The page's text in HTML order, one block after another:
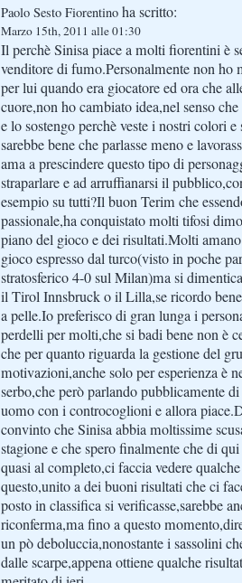
Paolo Sesto Fiorentino ha scritto:
Marzo 15th, 2011 alle 01:30
Il perchè Sinisa piace a molti fiorentini è
venditore di fumo.Personalmente non ho
per lui quando era giocatore ed ora che
cuore,non ho cambiato idea,nel senso
e lo sostengo perchè veste i nostri colori e
sarebbe bene che parlasse meno e
ama a prescindere questo tipo di
straparlare e ad arruffianarsi il
esempio su tutti?Il buon Terim che
passionale,ha conquistato molti tifosi
piano del gioco e dei risultati.Molti
gioco espresso dal turco(visto in poche
stratosferico 4-0 sul Milan)ma si
il Tirol Innsbruck o il Lilla,se ricordo
a pelle.Io preferisco di gran lunga i
perdelli per molti,che si badi bene non è
che per quanto riguarda la gestione del
motivazioni,anche solo per esperienza è
serbo,che però parlando pubblicamente
uomo con i controcoglioni e allora
convinto che Sinisa abbia moltissime
stagione e che spero finalmente che di
quasi al completo,ci faccia vedere
questo,unito a dei buoni risultati che ci
posto in classifica si verificasse,sarebbe
riconferma,ma fino a questo
un pò deboluccia,nonostante i sassolini
dalle scarpe,appena ottiene qualche